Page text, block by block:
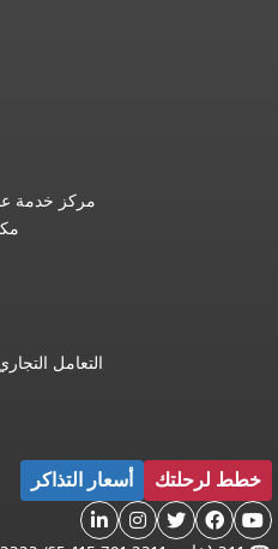
مركز خدمة
التعامل
خطط لرحلتك أسعار التذاكر




